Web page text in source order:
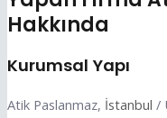
Hakkında
Kurumsal Yapı
Atik Paslanmaz, İstanbul /